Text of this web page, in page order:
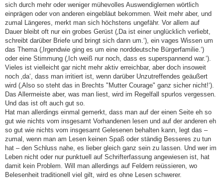
sich durch mehr oder weniger mühevolles Auswendiglernen wörtlich
einprägen oder von anderen eingebläut bekommen. Weit mehr aber, und
zumal Längeres, merkt man sich höchstens ungefähr. Vor allem auf
Dauer bleibt oft nur ein grobes Gerüst (‚Da ist einer unglücklich verliebt,
schreibt darüber Briefe und bringt sich dann um.‘), ein vages Wissen um
das Thema (‚Irgendwie ging es um eine norddeutsche Bürgerfamilie.‘)
oder eine Stimmung (‚Ich weiß nur noch, dass es superspannend war.‘).
Vieles ist vielleicht gar nicht mehr aktiv erreichbar, aber doch insoweit
noch ‚da‘, dass man irritiert ist, wenn darüber Unzutreffendes geäußert
wird (‚Also so steht das in Brechts "Mutter Courage" ganz sicher nicht!‘).
Das Allermeiste aber, was man liest, wird im Regelfall spurlos vergessen.
Und das ist oft auch gut so.
Hat man allerdings einmal gemerkt, dass man auf der einen Seite eh so
gut wie nichts vom insgesamt Vorhandenen lesen und auf der anderen eh
so gut wie nichts vom insgesamt Gelesenen behalten kann, legt das –
zumal, wenn man am Lesen keinen Spaß oder ständig Besseres zu tun
hat – den Schluss nahe, es lieber gleich ganz sein zu lassen. Und wer im
Leben nicht oder nur punktuell auf Schrifterfassung angewiesen ist, hat
damit kein Problem. Will man allerdings auf Feldern reüssieren, wo
Belesenheit traditionell viel gilt, wird es ohne Lesen schwerer.